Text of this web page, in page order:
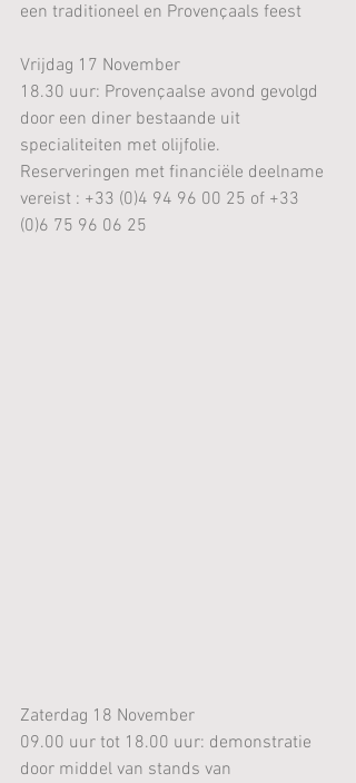
een traditioneel en Provençaals feest
Vrijdag 17 November
18.30 uur: Provençaalse avond gevolgd
door een diner bestaande uit
specialiteiten met olijfolie.
Reserveringen met financiële deelname
vereist : +33 (0)4 94 96 00 25 of +33
(0)6 75 96 06 25
Zaterdag 18 November
09.00 uur tot 18.00 uur: demonstratie
door middel van stands van